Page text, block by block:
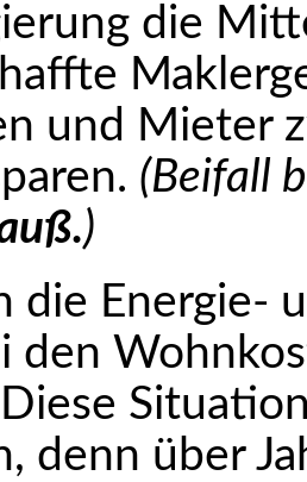
die
und Mieter
(Beifall
)
die Energie-
den
denn über